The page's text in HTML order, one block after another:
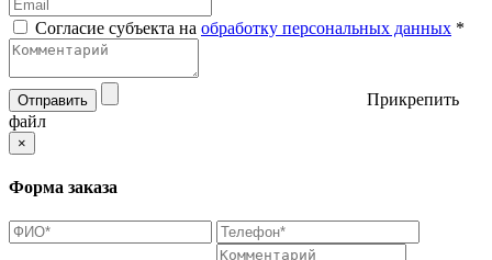
Согласие субъекта на обработку персональных данных *
Отправить
Прикрепить
файл
×
Форма заказа